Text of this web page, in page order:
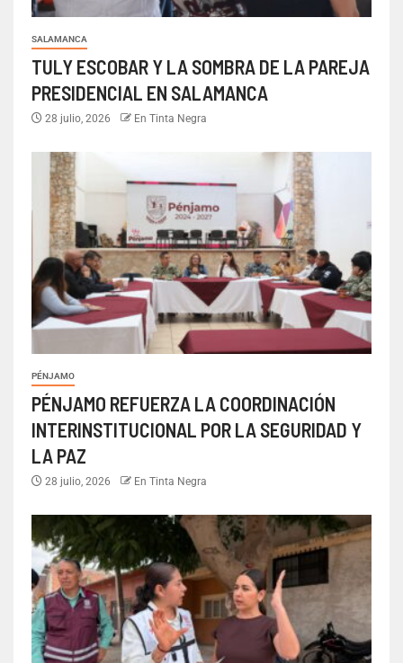
SALAMANCA
TULY ESCOBAR Y LA SOMBRA DE LA PAREJA
PRESIDENCIAL EN SALAMANCA
28 julio, 2026 En Tinta Negra
PÉNJAMO
PÉNJAMO REFUERZA LA COORDINACIÓN
INTERINSTITUCIONAL POR LA SEGURIDAD Y
LA PAZ
28 julio, 2026 En Tinta Negra